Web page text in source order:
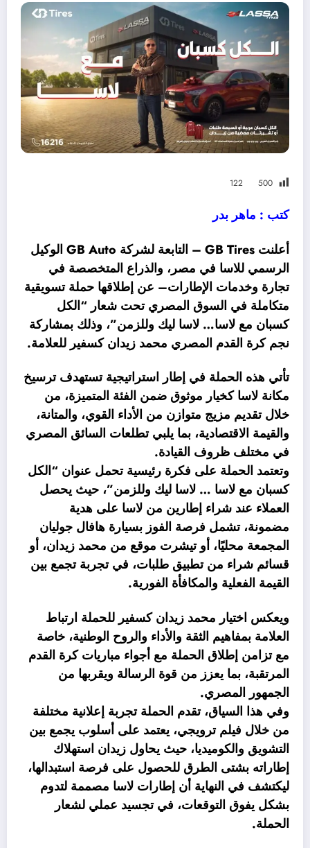
500
122
كتب : ماهر بدر
أعلنت GB Tires – التابعة لشركة GB Auto الوكيل
الرسمي للاسا في مصر، والذراع المتخصصة في
تجارة وخدمات الإطارات– عن إطلاقها حملة تسويقية
متكاملة في السوق المصري تحت شعار “الكل
كسبان مع لاسا… لاسا ليك وللزمن”، وذلك بمشاركة
نجم كرة القدم المصري محمد زيدان كسفير للعلامة.
تأتي هذه الحملة في إطار استراتيجية تستهدف ترسيخ
مكانة لاسا كخيار موثوق ضمن الفئة المتميزة، من
خلال تقديم مزيج متوازن من الأداء القوي، والمتانة،
والقيمة الاقتصادية، بما يلبي تطلعات السائق المصري
في مختلف ظروف القيادة.
وتعتمد الحملة على فكرة رئيسية تحمل عنوان “الكل
كسبان مع لاسا … لاسا ليك وللزمن”، حيث يحصل
العملاء عند شراء إطارين من لاسا على هدية
مضمونة، تشمل فرصة الفوز بسيارة هافال جوليان
المجمعة محليًا، أو تيشرت موقع من محمد زيدان، أو
قسائم شراء من تطبيق طلبات، في تجربة تجمع بين
القيمة الفعلية والمكافأة الفورية.
ويعكس اختيار محمد زيدان كسفير للحملة ارتباط
العلامة بمفاهيم الثقة والأداء والروح الوطنية، خاصة
مع تزامن إطلاق الحملة مع أجواء مباريات كرة القدم
المرتقبة، بما يعزز من قوة الرسالة ويقربها من
الجمهور المصري.
وفي هذا السياق، تقدم الحملة تجربة إعلانية مختلفة
من خلال فيلم ترويجي، يعتمد على أسلوب يجمع بين
التشويق والكوميديا، حيث يحاول زيدان استهلاك
إطاراته بشتى الطرق للحصول على فرصة استبدالها،
ليكتشف في النهاية أن إطارات لاسا مصممة لتدوم
بشكل يفوق التوقعات، في تجسيد عملي لشعار
الحملة.